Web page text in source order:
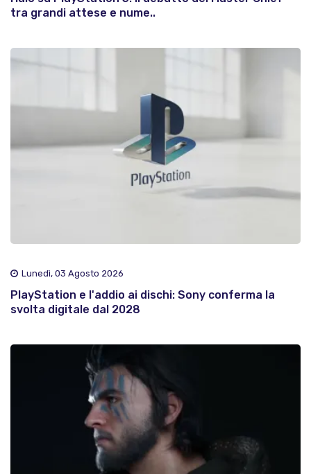
tra grandi attese e nume..
Lunedì, 03 Agosto 2026
PlayStation e l'addio ai dischi: Sony conferma la
svolta digitale dal 2028